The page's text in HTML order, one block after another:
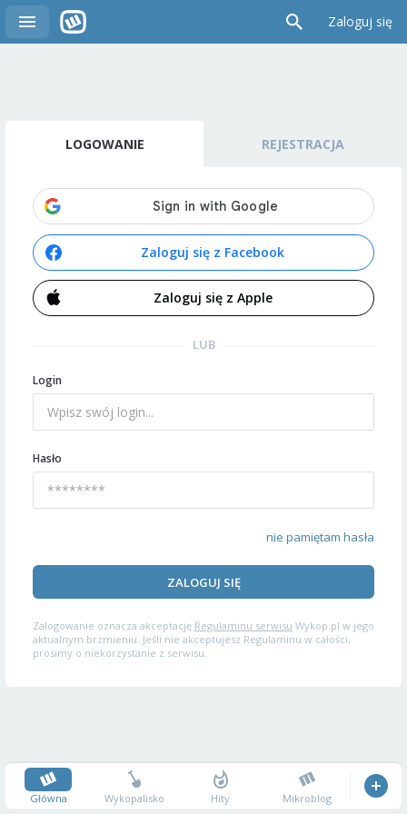
Zaloguj się
LOGOWANIE REJESTRACJA
Zaloguj się z Facebook
Zaloguj się z Apple
LUB
Login
Hasło
nie pamiętam hasła
ZALOGUJ SIĘ
Zalogowanie oznacza akceptację Regulaminu serwisu Wykop.pl w jego
aktualnym brzmieniu. Jeśli nie akceptujesz Regulaminu w całości,
prosimy o niekorzystanie z serwisu.
Główna Wykopalisko Hity Mikroblog